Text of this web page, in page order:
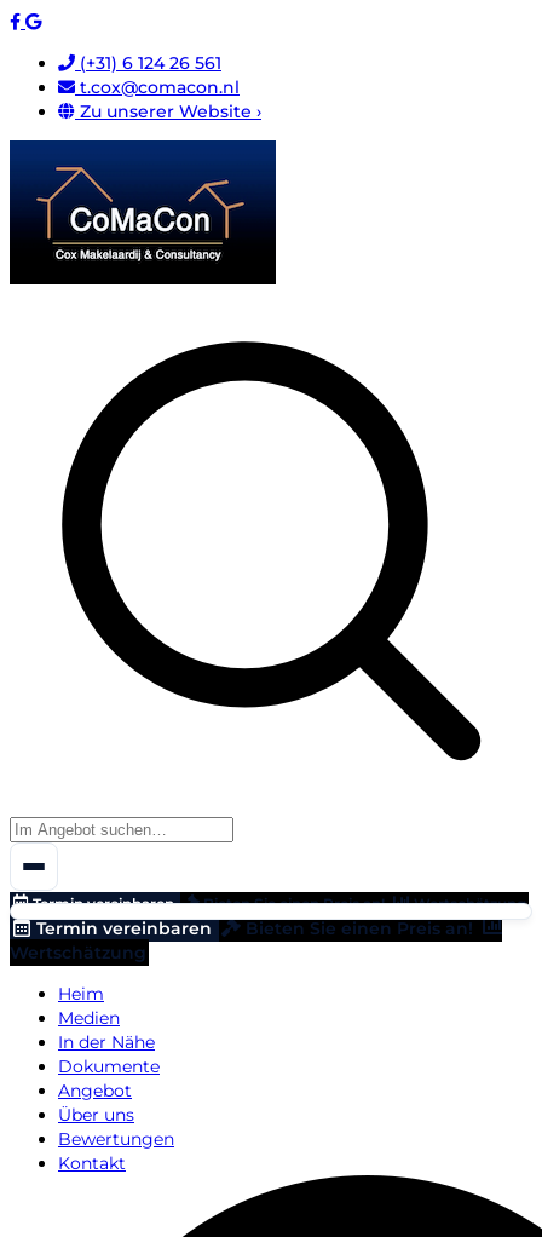
(+31) 6 124 26 561
t.cox@comacon.nl
Zu unserer Website ›
Termin vereinbaren Bieten Sie einen Preis an! Wertschätzung
Termin vereinbaren
Bieten Sie einen Preis an!
Wertschätzung
Heim
Medien
In der Nähe
Dokumente
Angebot
Über uns
Bewertungen
Kontakt